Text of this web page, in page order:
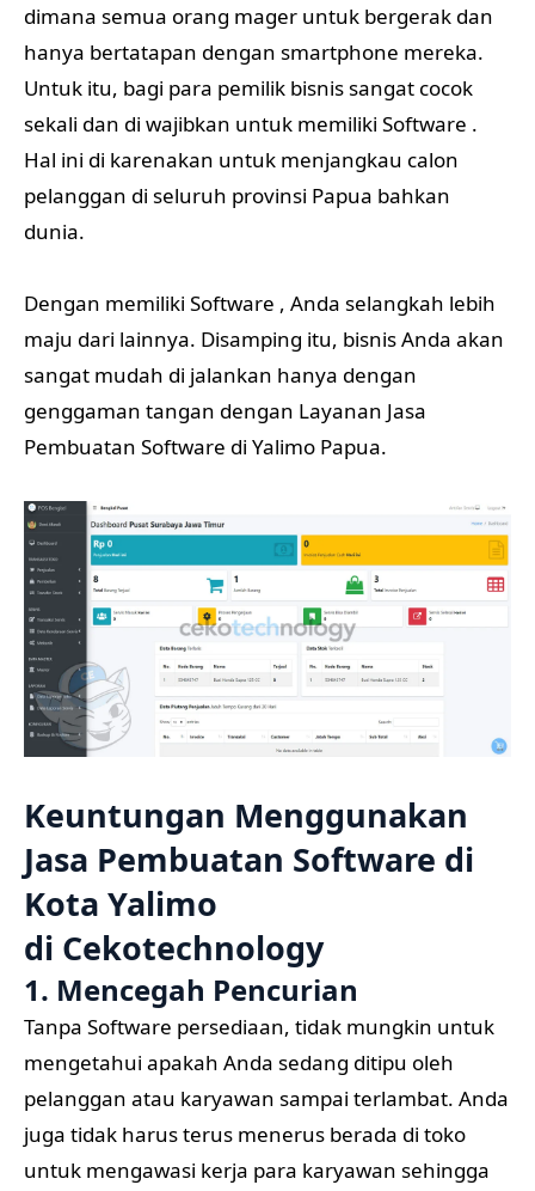
dimana semua orang mager untuk bergerak dan
hanya bertatapan dengan smartphone mereka.
Untuk itu, bagi para pemilik bisnis sangat cocok
sekali dan di wajibkan untuk memiliki Software .
Hal ini di karenakan untuk menjangkau calon
pelanggan di seluruh provinsi Papua bahkan
dunia.
Dengan memiliki Software , Anda selangkah lebih
maju dari lainnya. Disamping itu, bisnis Anda akan
sangat mudah di jalankan hanya dengan
genggaman tangan dengan Layanan Jasa
Pembuatan Software di Yalimo Papua.
Keuntungan Menggunakan
Jasa Pembuatan Software di
Kota Yalimo
di Cekotechnology
1. Mencegah Pencurian
Tanpa Software persediaan, tidak mungkin untuk
mengetahui apakah Anda sedang ditipu oleh
pelanggan atau karyawan sampai terlambat. Anda
juga tidak harus terus menerus berada di toko
untuk mengawasi kerja para karyawan sehingga